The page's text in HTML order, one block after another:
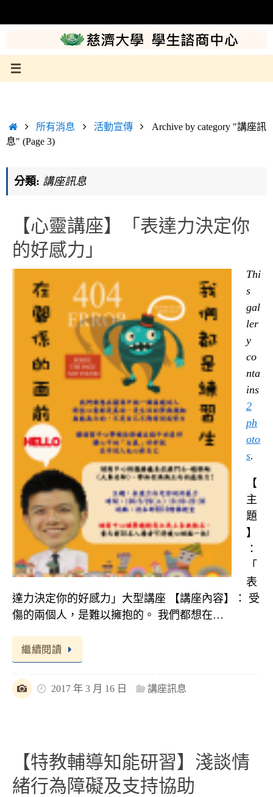
to
Home所有消息 活動宣傳
Archive by category "講座訊
息" (Page 3)
分類: 講座訊息
【心靈講座】「表達力決定你
的好感力」
Thi
s
gal
ler
y
co
nta
ins
2
ph
oto
s.
【
主
題
】
：
「
表
達力決定你的好感力」大型講座 【講座內容】： 受
傷的兩個人，是難以擁抱的。 我們都想在…
繼續閱讀
2017 年 3 月 16 日 講座訊息
【特教輔導知能研習】淺談情
緒行為障礙及支持協助